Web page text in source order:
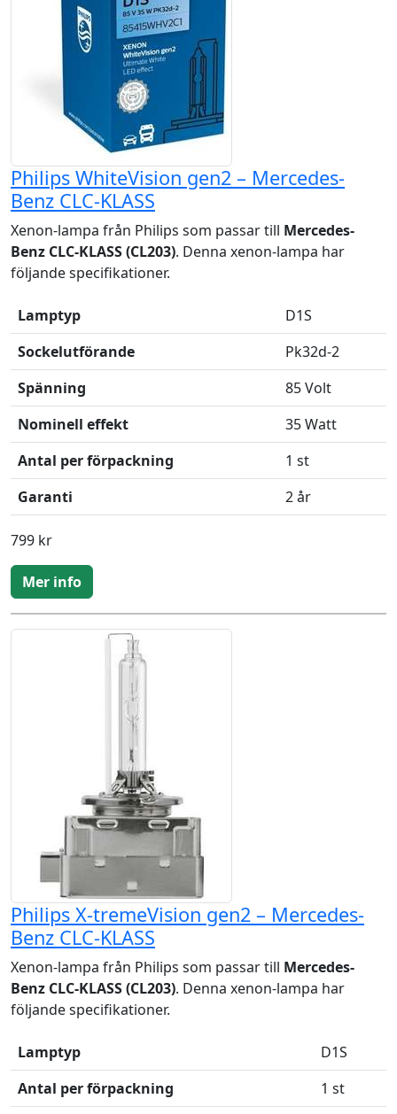
Philips WhiteVision gen2 – Mercedes-
Benz CLC-KLASS
Xenon-lampa från Philips som passar till Mercedes-
Benz CLC-KLASS (CL203). Denna xenon-lampa har
följande specifikationer.
Lamptyp
D1S
Sockelutförande
Pk32d-2
Spänning
85 Volt
Nominell effekt
35 Watt
Antal per förpackning
1 st
Garanti
2 år
799 kr
Mer info
Philips X-tremeVision gen2 – Mercedes-
Benz CLC-KLASS
Xenon-lampa från Philips som passar till Mercedes-
Benz CLC-KLASS (CL203). Denna xenon-lampa har
följande specifikationer.
Lamptyp
D1S
Antal per förpackning
1 st